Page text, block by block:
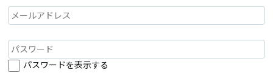
パスワードを表示する